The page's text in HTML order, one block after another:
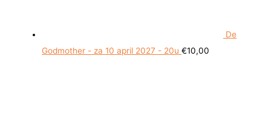
De
Godmother - za 10 april 2027 - 20u €10,00